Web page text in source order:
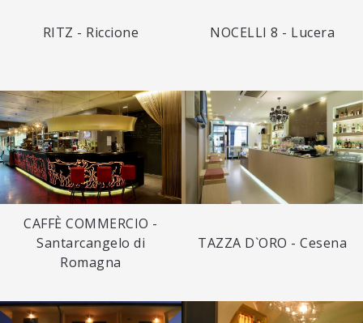
RITZ - Riccione NOCELLI 8 - Lucera
CAFFÈ COMMERCIO -
Santarcangelo di
Romagna
TAZZA D`ORO - Cesena